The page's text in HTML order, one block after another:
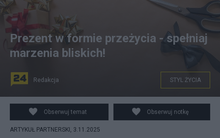
Zdjęcie: Materiały partnera
Prezent w formie przeżycia - spełniaj
marzenia bliskich!
Redakcja STYL ŻYCIA
Obserwuj temat Obserwuj notkę
ARTYKUŁ PARTNERSKI, 3.11.2025